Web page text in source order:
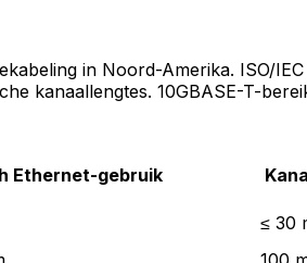
in Noord-Amerika. ISO/
kanaallengtes. 10GBASE-T-
Ethernet-gebruik
≤ 30